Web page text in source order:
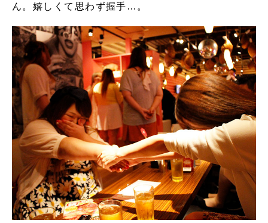
ん。嬉しくて思わず握手…。